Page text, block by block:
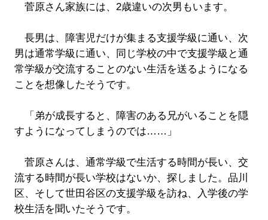
菅原さん家族には、2歳違いの次男もいます。
長男は、障害児だけが集まる支援学級に通い、次
男は通常学級に通い、同じ学校の中で支援学級と通
常学級が交流することのない生活を送るようになる
ことを想像したそうです。
「弟が成長すると、障害のある兄がいることを隠
すようになってしまうのでは……」
菅原さんは、通常学級で生活する時間が長い、交
流する時間が長い学校はないか、探しました。品川
区、そして世田谷区の支援学級を訪ね、入学後の学
校生活を聞いたそうです。